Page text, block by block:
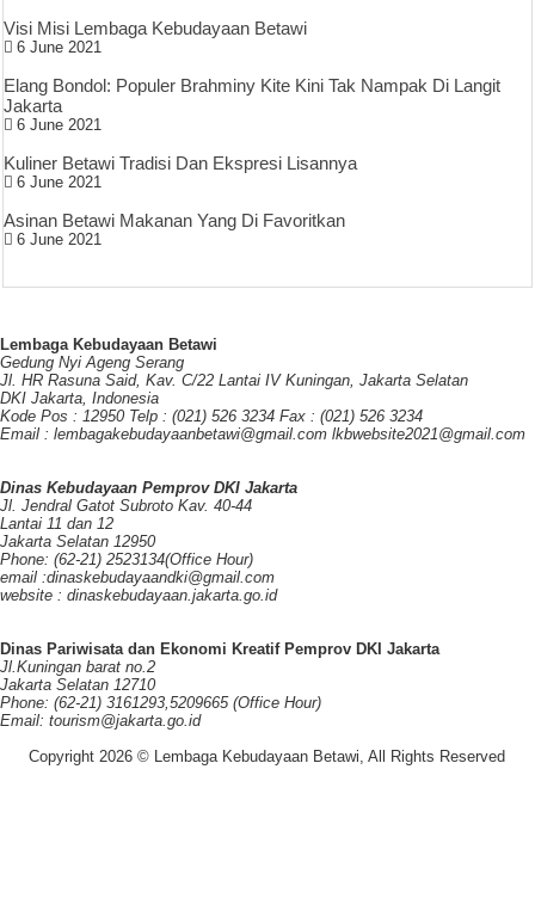
Visi Misi Lembaga Kebudayaan Betawi
6 June 2021
Elang Bondol: Populer Brahminy Kite Kini Tak Nampak Di Langit
Jakarta
6 June 2021
Kuliner Betawi Tradisi Dan Ekspresi Lisannya
6 June 2021
Asinan Betawi Makanan Yang Di Favoritkan
6 June 2021
Lembaga Kebudayaan Betawi
Gedung Nyi Ageng Serang
Jl. HR Rasuna Said, Kav. C/22 Lantai IV Kuningan, Jakarta Selatan
DKI Jakarta, Indonesia
Kode Pos : 12950 Telp : (021) 526 3234 Fax : (021) 526 3234
Email : lembagakebudayaanbetawi@gmail.com lkbwebsite2021@gmail.com
Dinas Kebudayaan Pemprov DKI Jakarta
Jl. Jendral Gatot Subroto Kav. 40-44
Lantai 11 dan 12
Jakarta Selatan 12950
Phone: (62-21) 2523134(Office Hour)
email :dinaskebudayaandki@gmail.com
website : dinaskebudayaan.jakarta.go.id
Dinas Pariwisata dan Ekonomi Kreatif Pemprov DKI Jakarta
Jl.Kuningan barat no.2
Jakarta Selatan 12710
Phone: (62-21) 3161293,5209665 (Office Hour)
Email: tourism@jakarta.go.id
Copyright 2026 © Lembaga Kebudayaan Betawi, All Rights Reserved